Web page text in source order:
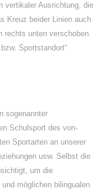
vertikaler Ausrichtung, die
Kreuz beider Linien auch
rechts unten verschoben.
Sportstandort“
sogenannter
Schulsport des von-
Sportarten an unserer
usw. Selbst die
um die
möglichen bilingualen